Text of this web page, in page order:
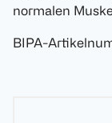
normalen
BIPA-